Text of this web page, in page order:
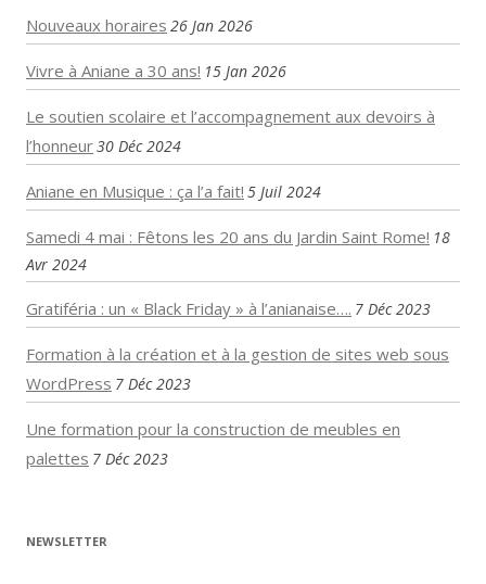
Nouveaux horaires 26 Jan 2026
Vivre à Aniane a 30 ans! 15 Jan 2026
Le soutien scolaire et l’accompagnement aux devoirs à
l’honneur30 Déc 2024
Aniane en Musique : ça l’a fait! 5 Juil 2024
Samedi 4 mai : Fêtons les 20 ans du Jardin Saint Rome! 18
Avr 2024
Gratiféria : un « Black Friday » à l’anianaise…. 7 Déc 2023
Formation à la création et à la gestion de sites web sous
WordPress 7 Déc 2023
Une formation pour la construction de meubles en
palettes 7 Déc 2023
NEWSLETTER